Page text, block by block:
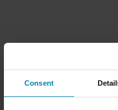
Consent